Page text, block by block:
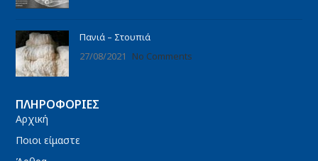
Πανιά – Στουπιά
27/08/2021
No Comments
ΠΛΗΡΟΦΟΡΊΕΣ
Αρχική
Ποιοι είμαστε